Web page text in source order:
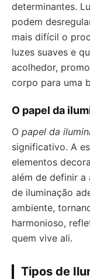
determinantes.
podem
mais difícil o
luzes suaves e
acolhedor,
corpo para uma
O papel da
O papel da
significativo. A
elementos
além de definir a
de iluminação
ambiente,
harmonioso,
quem vive ali.
Tipos de